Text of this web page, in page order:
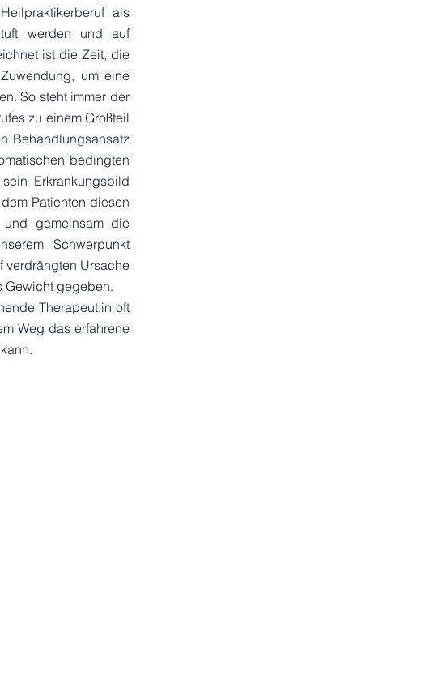
als
werden und auf
ist die Zeit, die
um eine
So steht immer der
zu einem Großteil
Behandlungsansatz
bedingten
Erkrankungsbild
Patienten diesen
gemeinsam die
Schwerpunkt
verdrängten Ursache
Gewicht gegeben.
Therapeut:in oft
Weg das erfahrene